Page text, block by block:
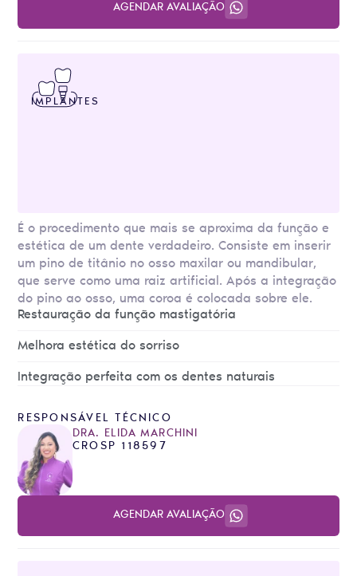
AGENDAR AVALIAÇÃO
IMPLANTES
É o procedimento que mais se aproxima da função e
estética de um dente verdadeiro. Consiste em inserir
um pino de titânio no osso maxilar ou mandibular,
que serve como uma raiz artificial. Após a integração
do pino ao osso, uma coroa é colocada sobre ele.
Restauração da função mastigatória
Melhora estética do sorriso
Integração perfeita com os dentes naturais
RESPONSÁVEL TÉCNICO
DRA. ELIDA MARCHINI
CROSP 118597
AGENDAR AVALIAÇÃO